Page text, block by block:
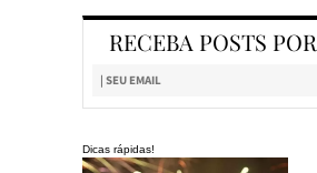
RECEBA POSTS
Dicas rápidas!